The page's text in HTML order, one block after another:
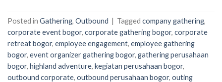
Posted in Gathering Outbound | Tagged company gathering
corporate event bogor, corporate gathering bogor, corporate
retreat bogor, employee engagement employee gathering
bogor, event organizer gathering bogor, gathering perusahaan
bogor, highland adventure kegiatan perusahaan bogor,
outbound corporate outbound perusahaan bogor, outing